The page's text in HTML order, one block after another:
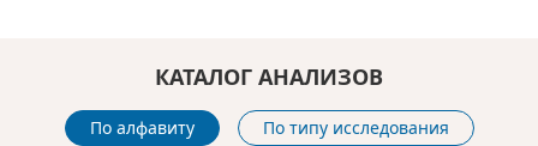
КАТАЛОГ АНАЛИЗОВ
По алфавиту По типу исследования